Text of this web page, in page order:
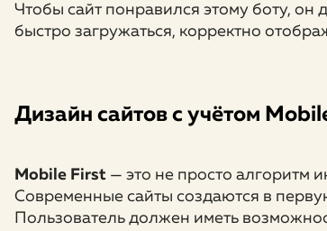
Чтобы сайт понравился этому боту,
быстро загружаться, корректно
Дизайн сайтов с учётом
Mobile First — это не просто алгоритм
Современные сайты создаются в
Пользователь должен иметь